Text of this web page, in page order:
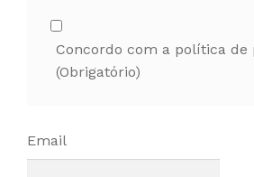
Concordo com a política de
(Obrigatório)
Email